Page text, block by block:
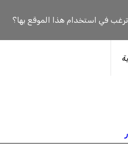
ترغب في استخدام هذا الموقع بها؟